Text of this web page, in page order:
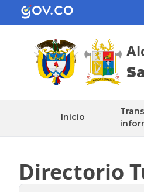
Inicio
Directorio